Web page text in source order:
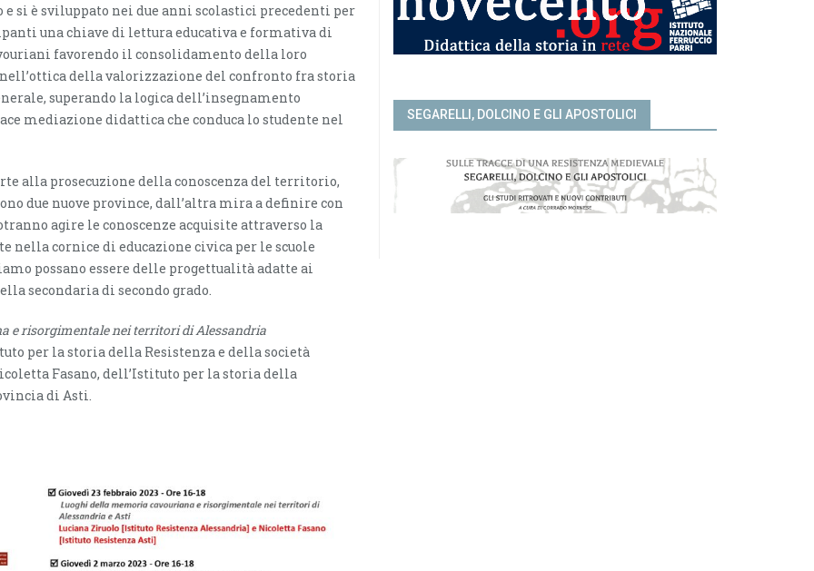
e si è sviluppato nei due anni scolastici precedenti per
una chiave di lettura educativa e formativa di
favorendo il consolidamento della loro
della valorizzazione del confronto fra storia
superando la logica dell’insegnamento
mediazione didattica che conduca lo studente nel
alla prosecuzione della conoscenza del territorio,
due nuove province, dall’altra mira a definire con
agire le conoscenze acquisite attraverso la
cornice di educazione civica per le scuole
possano essere delle progettualità adatte ai
secondaria di secondo grado.
e risorgimentale nei territori di Alessandria
per la storia della Resistenza e della società
Fasano, dell’Istituto per la storia della
di Asti.
SEGARELLI, DOLCINO E GLI APOSTOLICI